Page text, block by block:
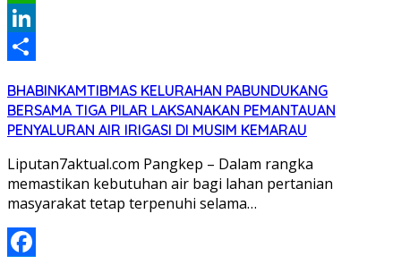
WhatsApp
LinkedIn
BHABINKAMTIBMAS KELURAHAN PABUNDUKANG
BERSAMA TIGA PILAR LAKSANAKAN PEMANTAUAN
PENYALURAN AIR IRIGASI DI MUSIM KEMARAU
Liputan7aktual.com Pangkep – Dalam rangka
memastikan kebutuhan air bagi lahan pertanian
masyarakat tetap terpenuhi selama…